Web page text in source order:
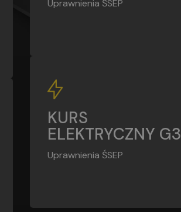
Uprawnienia ŚSEP
KURS
ELEKTRYCZNY G3
Uprawnienia ŚSEP
G3